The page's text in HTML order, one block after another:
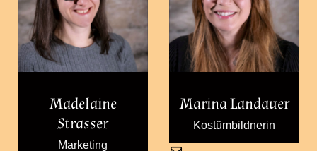
Madelaine
Strasser
Marketing
Marina Landauer
Kostümbildnerin